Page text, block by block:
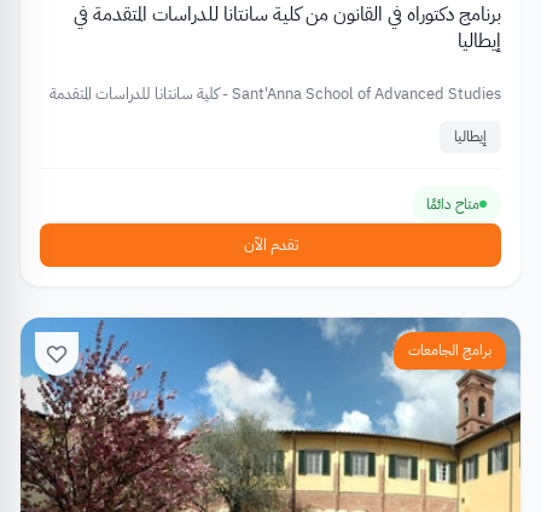
برنامج دكتوراه في القانون من كلية سانتانا للدراسات المتقدمة في
إيطاليا
Sant'Anna School of Advanced Studies - كلية سانتانا للدراسات المتقدمة
إيطاليا
متاح دائمًا
تقدم الآن
برامج الجامعات